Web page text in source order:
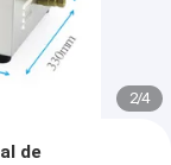
2/4
de